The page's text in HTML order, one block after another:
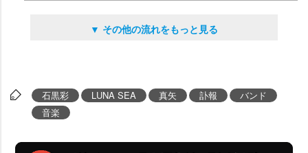
▼ その他の流れをもっと見る
石黒彩 LUNA SEA 真矢 訃報
バンド
音楽